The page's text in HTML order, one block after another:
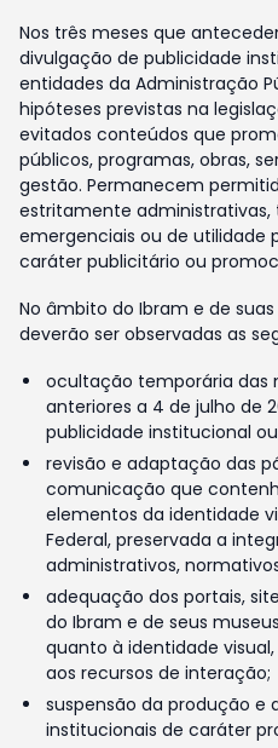
Nos três meses que
divulgação de publicidade
entidades da Administração
hipóteses previstas na
evitados conteúdos que
públicos, programas, obras,
gestão. Permanecem
estritamente administrativas,
emergenciais ou de utilidade
caráter publicitário ou
No âmbito do Ibram e de
deverão ser observadas as
ocultação temporária das
anteriores a 4 de julho de
publicidade institucional
revisão e adaptação das
comunicação que
elementos da identidade
Federal, preservada a
administrativos,
adequação dos portais,
do Ibram e de seus
quanto à identidade
aos recursos de interação;
suspensão da produção e
institucionais de caráter